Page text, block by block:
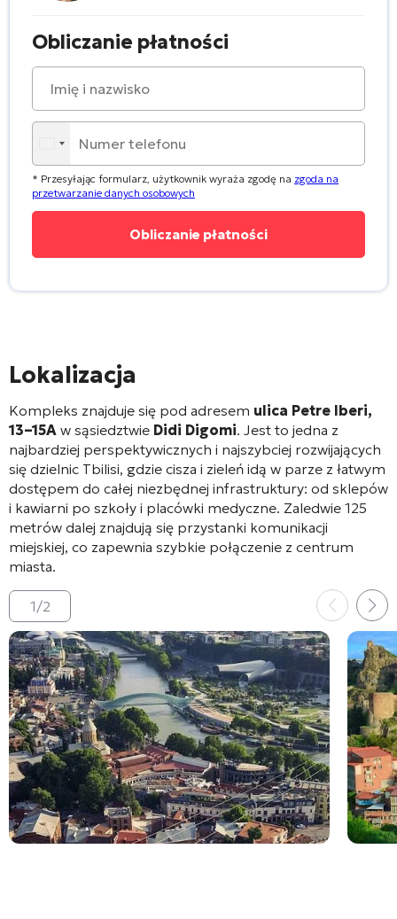
Obliczanie płatności
* Przesyłając formularz, użytkownik wyraża zgodę na zgoda na
przetwarzanie danych osobowych
Lokalizacja
Kompleks znajduje się pod adresem ulica Petre Iberi,
13–15A w sąsiedztwie Didi Digomi. Jest to jedna z
najbardziej perspektywicznych i najszybciej rozwijających
się dzielnic Tbilisi, gdzie cisza i zieleń idą w parze z łatwym
dostępem do całej niezbędnej infrastruktury: od sklepów
i kawiarni po szkoły i placówki medyczne. Zaledwie 125
metrów dalej znajdują się przystanki komunikacji
miejskiej, co zapewnia szybkie połączenie z centrum
miasta.
1/2